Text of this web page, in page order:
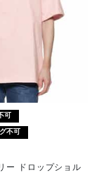
可
不可
ー ドロップショル